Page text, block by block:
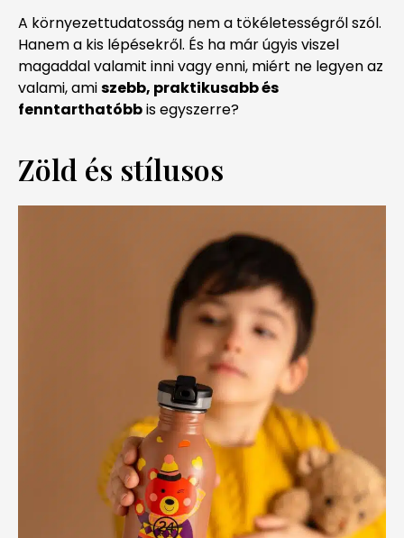
A környezettudatosság nem a tökéletességről szól.
Hanem a kis lépésekről. És ha már úgyis viszel
magaddal valamit inni vagy enni, miért ne legyen az
valami, amiszebb, praktikusabb és
fenntarthatóbbis egyszerre?
Zöld és stílusos